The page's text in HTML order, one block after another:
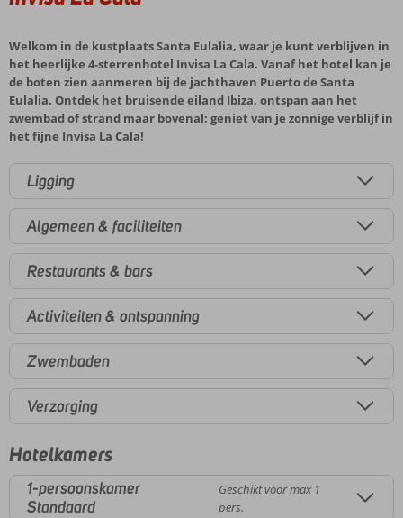
Welkom in de kustplaats Santa Eulalia, waar je kunt verblijven in
het heerlijke 4-sterrenhotel Invisa La Cala. Vanaf het hotel kan je
de boten zien aanmeren bij de jachthaven Puerto de Santa
Eulalia. Ontdek het bruisende eiland Ibiza, ontspan aan het
zwembad of strand maar bovenal: geniet van je zonnige verblijf in
het fijne Invisa La Cala!
Ligging
Algemeen & faciliteiten
Restaurants & bars
Activiteiten & ontspanning
Zwembaden
Verzorging
Hotelkamers
1-persoonskamer
Standaard
Geschikt voor max 1
pers.